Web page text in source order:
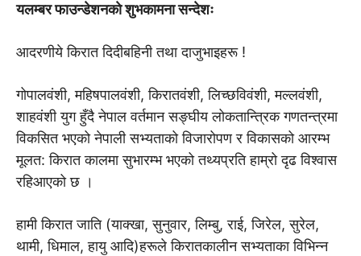
यलम्बर फाउन्डेशनकाे शुभकामना सन्देशः
आदरणीये किरात दिदीबहिनी तथा दाजुभाइहरू !
गोपालवंशी, महिषपालवंशी, किरातवंशी, लिच्छविवंशी, मल्लवंशी,
शाहवंशी युग हुँदै नेपाल वर्तमान सङ्घीय लोकतान्त्रिक गणतन्त्रमा
विकसित भएको नेपाली सभ्यताको विजारोपण र विकासको आरम्भ
मूलत: किरात कालमा सुभारम्भ भएको तथ्यप्रति हाम्रो दृढ विश्वास
रहिआएको छ ।
हामी किरात जाति (याक्खा, सुनुवार, लिम्बु, राई, जिरेल, सुरेल,
थामी, धिमाल, हायु आदि)हरूले किरातकालीन सभ्यताका विभिन्न